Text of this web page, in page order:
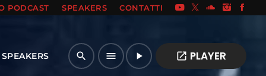
PODCAST SPEAKERS CONTATTI
SPEAKERS search menu play_arrow open_in_new PLAYER